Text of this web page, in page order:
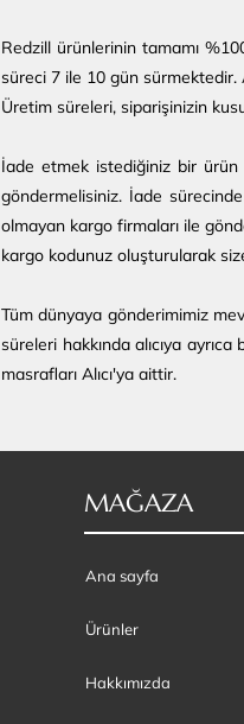
Redzill ürünlerinin tamamı
süreci 7 ile 10 gün sürmektedir.
Üretim süreleri, siparişinizin
İade etmek istediğiniz bir ürün
göndermelisiniz. İade
olmayan kargo firmaları ile
kargo kodunuz oluşturularak
Tüm dünyaya gönderimimiz
süreleri hakkında alıcıya
masrafları Alıcı'ya aittir.
MAĞAZA
Ana sayfa
Ürünler
Hakkımızda